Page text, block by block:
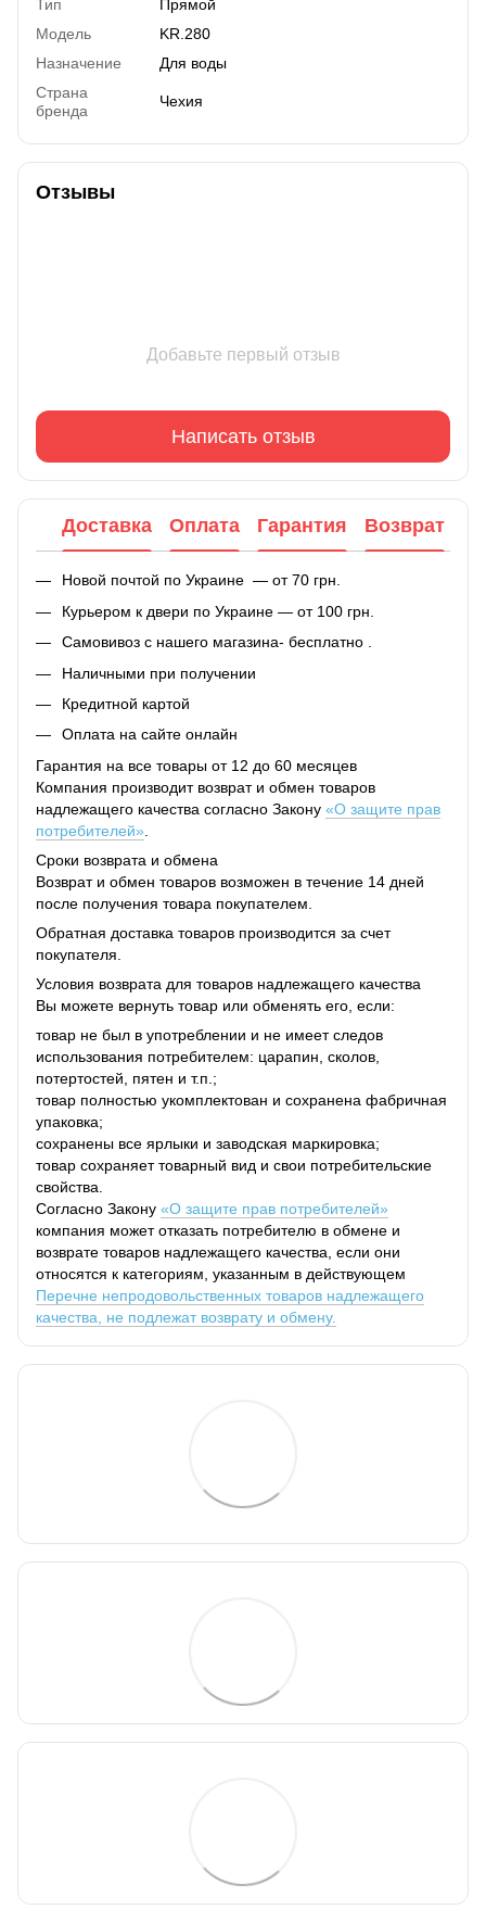
Тип
Прямой
Модель
KR.280
Назначение
Для воды
Страна
бренда
Чехия
Отзывы
Добавьте первый отзыв
Написать отзыв
Доставка Оплата Гарантия Возврат
Новой почтой по Украине — от 70 грн.
Курьером к двери по Украине — от 100 грн.
Самовивоз с нашего магазина- бесплатно .
Наличными при получении
Кредитной картой
Оплата на сайте онлайн
Гарантия на все товары от 12 до 60 месяцев
Компания производит возврат и обмен товаров
надлежащего качества согласно Закону «О защите прав
потребителей»
Сроки возврата и обмена
Возврат и обмен товаров возможен в течение 14 дней
после получения товара покупателем.
Обратная доставка товаров производится за счет
покупателя.
Условия возврата для товаров надлежащего качества
Вы можете вернуть товар или обменять его, если:
товар не был в употреблении и не имеет следов
использования потребителем: царапин, сколов,
потертостей, пятен и т.п.;
товар полностью укомплектован и сохранена фабричная
упаковка;
сохранены все ярлыки и заводская маркировка;
товар сохраняет товарный вид и свои потребительские
свойства.
Согласно Закону «О защите прав потребителей»
компания может отказать потребителю в обмене и
возврате товаров надлежащего качества, если они
относятся к категориям, указанным в действующем
Перечне непродовольственных товаров надлежащего
качества, не подлежат возврату и обмену.